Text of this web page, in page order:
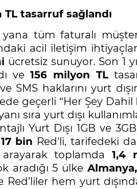
TL tasarruf sağlandı
tüm faturalı
acil iletişim
ücretsiz sunuyor. Son 1
ve 156 milyon TL
SMS haklarını yurt
geçerli “Her Şey
sıra yurt dışı
Yurt Dışı 1GB ve
17 bin Red'li, tarifedeki
arayarak toplamda 1,4
aradığı 5 ülke
Red’liler hem yurt